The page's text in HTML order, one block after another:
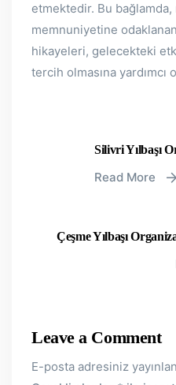
etmektedir. Bu
memnuniyetine
hikayeleri, gelecekteki
tercih olmasına yardımcı
Silivri Yılbaşı
Read More
Çeşme Yılbaşı
Leave a Comment
E-posta adresiniz